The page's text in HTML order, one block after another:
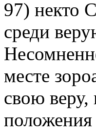
97) некто
среди
месте
свою веру,